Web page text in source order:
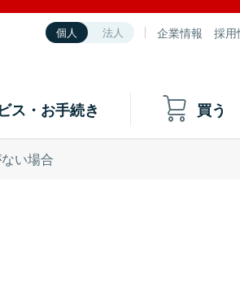
個人 法人 企業情報 採用
ス・お手続き 買う
い場合